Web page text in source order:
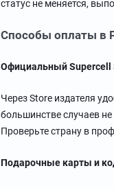
статус не меняется,
Способы оплаты в
Официальный Supercell
Через Store издателя
большинстве случаев
Проверьте страну в
Подарочные карты и